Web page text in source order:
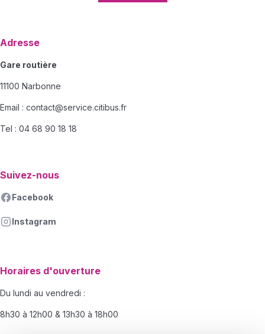
Adresse
Gare routière
11100 Narbonne
Email : contact@service.citibus.fr
Tel : 04 68 90 18 18
Suivez-nous
Facebook
Instagram
Horaires d'ouverture
Du lundi au vendredi :
8h30 à 12h00 & 13h30 à 18h00